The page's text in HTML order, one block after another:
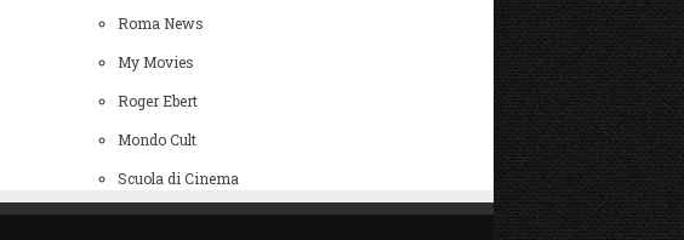
Roma News
My Movies
Roger Ebert
Mondo Cult
Scuola di Cinema